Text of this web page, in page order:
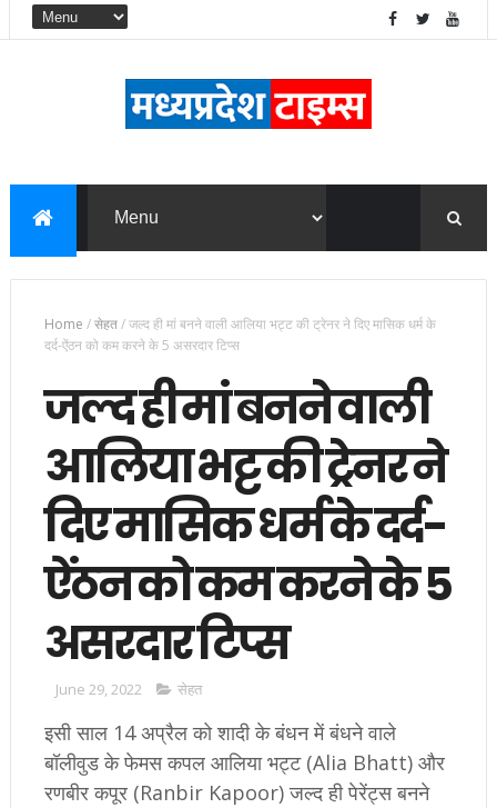
Home /सेहत/जल्द ही मां बनने वाली आलिया भट्ट की ट्रेनर ने दिए मासिक धर्म के
दर्द-ऐंठन को कम करने के 5 असरदार टिप्स
जल्द ही मां बनने वाली
आलिया भट्ट की ट्रेनर ने
दिए मासिक धर्म के दर्द-
ऐंठन को कम करने के 5
असरदार टिप्स
June 29, 2022 सेहत
इसी साल 14 अप्रैल को शादी के बंधन में बंधने वाले
बॉलीवुड के फेमस कपल आलिया भट्ट (Alia Bhatt) और
रणबीर कपूर (Ranbir Kapoor) जल्द ही पेरेंट्स बनने